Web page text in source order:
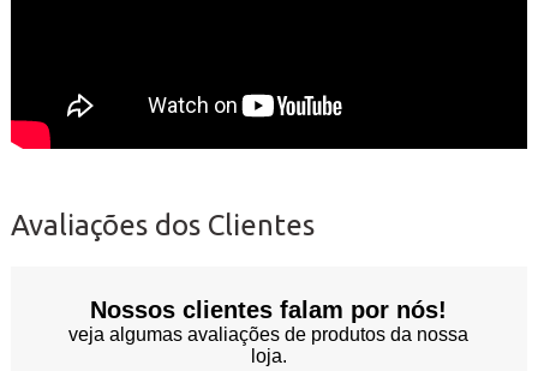
Avaliações dos Clientes
Nossos clientes falam por nós!
veja algumas avaliações de produtos da nossa
loja.